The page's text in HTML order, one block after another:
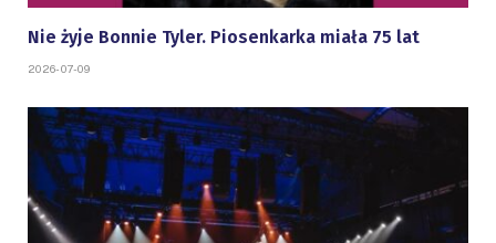
Nie żyje Bonnie Tyler. Piosenkarka miała 75 lat
2026-07-09